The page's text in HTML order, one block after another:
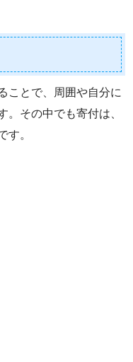
ことで、周囲や自分に
。その中でも寄付は、
す。